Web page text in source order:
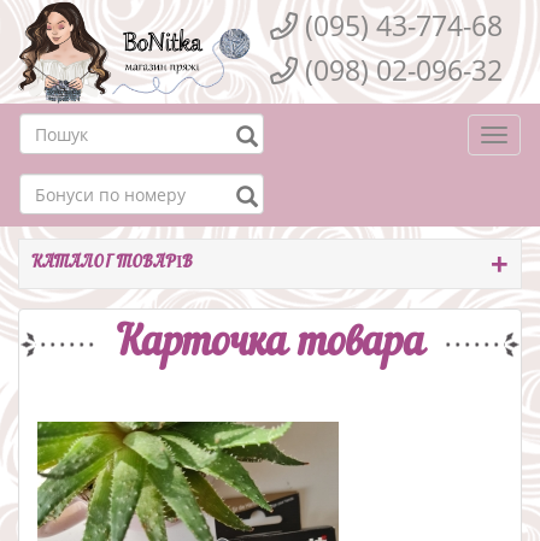
(095) 43-774-68
(098) 02-096-32
КАТАЛОГ ТОВАРІВ
Карточка товара